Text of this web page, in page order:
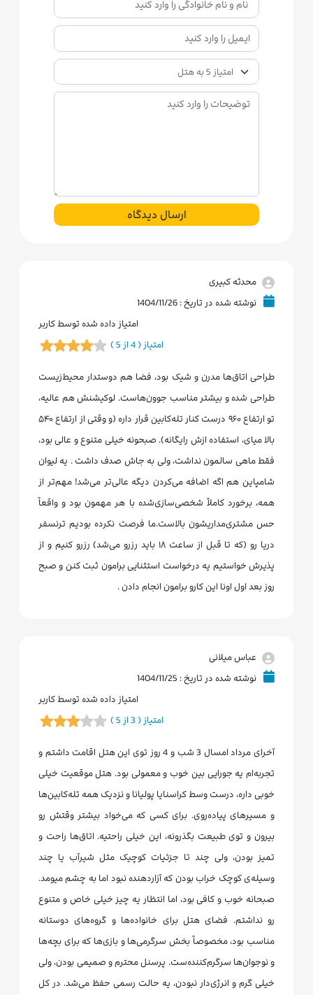
ارسال دیدگاه
محدثه کبیری
نوشته شده در تاریخ : 1404/11/26
امتیاز داده شده توسط کاربر
امتیاز ( 4 از 5 )
طراحی اتاق‌ها مدرن و شیک بود، فضا هم دوستدار محیط‌زیست
طراحی شده و بیشتر مناسب جوون‌هاست. لوکیشنش هم عالیه،
تو ارتفاع ۹۶۰ درست کنار تله‌کابین قرار داره (و وقتی از ارتفاع ۵۴۰
بالا میای، استفاده ازش رایگانه). صبحونه خیلی متنوع و عالی بود،
فقط ماهی سالمون نداشت، ولی به جاش صدف داشت . یه لیوان
شامپاین هم اگه اضافه می‌کردن دیگه عالی‌تر می‌شد! مهم‌تر از
همه، برخورد کاملاً شخصی‌سازی‌شده با هر مهمون بود و واقعاً
حس مشتری‌مداریشون بالاست.ما فرصت نکرده بودیم ترنسفر
دریا رو (که تا قبل از ساعت ۱۸ باید رزرو می‌شد) رزرو کنیم و از
پذیرش خواستیم یه درخواست استثنایی برامون ثبت کنن و صبح
روز بعد اول اونا این کارو برامون انجام دادن .
عباس میلانی
نوشته شده در تاریخ : 1404/11/25
امتیاز داده شده توسط کاربر
امتیاز ( 3 از 5 )
آخرای مرداد امسال 3 شب و 4 روز توی این هتل اقامت داشتم و
تجربه‌ام یه جورایی بین خوب و معمولی بود. هتل موقعیت خیلی
خوبی داره، درست وسط کراسنایا پولیانا و نزدیک همه تله‌کابین‌ها
و مسیرهای پیاده‌روی. برای کسی که می‌خواد بیشتر وقتش رو
بیرون و توی طبیعت بگذرونه، این خیلی راحتیه. اتاق‌ها راحت و
تمیز بودن، ولی چند تا جزئیات کوچیک مثل شیرآب یا چند
وسیله‌ی کوچک خراب بودن که آزاردهنده نبود اما به چشم میومد.
صبحانه خوب و کافی بود، اما انتظار یه چیز خیلی خاص و متنوع
رو نداشتم. فضای هتل برای خانواده‌ها و گروه‌های دوستانه
مناسب بود، مخصوصاً بخش سرگرمی‌ها و بازی‌ها که برای بچه‌ها
و نوجوان‌ها سرگرم‌کننده‌ست. پرسنل محترم و صمیمی بودن، ولی
خیلی گرم و انرژی‌دار نبودن، یه حالت رسمی حفظ می‌شد. در کل